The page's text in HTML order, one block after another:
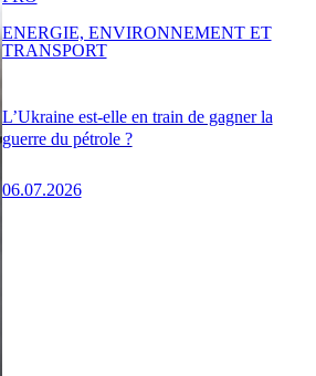
L’Ukraine est-elle en train de gagner la
guerre du pétrole ?
06.07.2026
ENERGIE, ENVIRONNEMENT ET
TRANSPORT